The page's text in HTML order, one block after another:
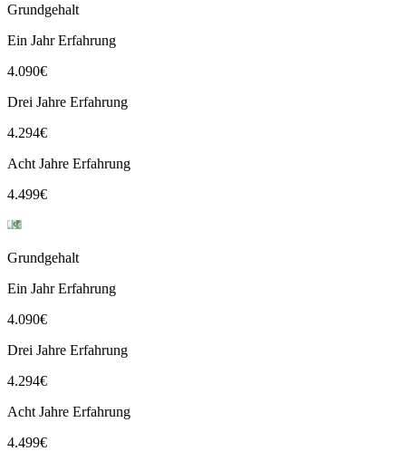
Grundgehalt
Ein Jahr Erfahrung
4.090€
Drei Jahre Erfahrung
4.294€
Acht Jahre Erfahrung
4.499€
Grundgehalt
Ein Jahr Erfahrung
4.090€
Drei Jahre Erfahrung
4.294€
Acht Jahre Erfahrung
4.499€